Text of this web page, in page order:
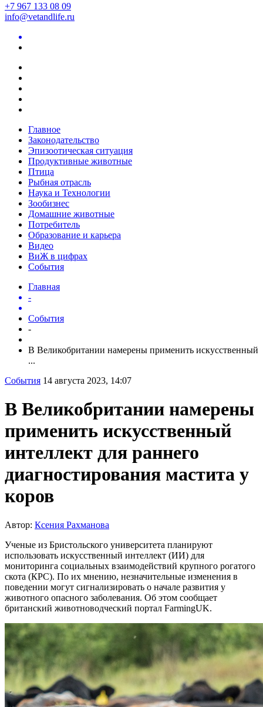
+7 967 133 08 09
info@vetandlife.ru
Главное
Законодательство
Эпизоотическая ситуация
Продуктивные животные
Птица
Рыбная отрасль
Наука и Технологии
Зообизнес
Домашние животные
Потребитель
Образование и карьера
Видео
ВиЖ в цифрах
События
Главная
-
События
-
В Великобритании намерены применить искусственный
...
События 14 августа 2023, 14:07
В Великобритании намерены
применить искусственный
интеллект для раннего
диагностирования мастита у
коров
Автор: Ксения Рахманова
Ученые из Бристольского университета планируют
использовать искусственный интеллект (ИИ) для
мониторинга социальных взаимодействий крупного рогатого
скота (КРС). По их мнению, незначительные изменения в
поведении могут сигнализировать о начале развития у
животного опасного заболевания. Об этом сообщает
британский животноводческий портал FarmingUK.